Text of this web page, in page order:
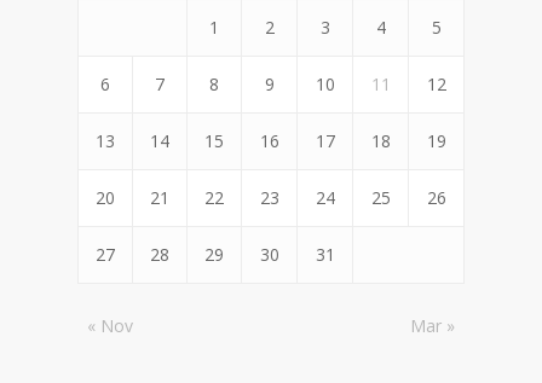
1 2 3 4 5
6 7 8 9 10 11 12
13 14 15 16 17 18 19
20 21 22 23 24 25 26
27 28 29 30 31
« Nov Mar »